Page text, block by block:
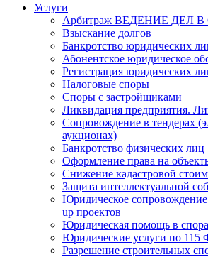
Услуги
Арбитраж ВЕДЕНИЕ ДЕЛ
Взыскание долгов
Банкротство юридических
Абонентское юридическое
Регистрация юридических
Налоговые споры
Споры с застройщиками
Ликвидация предприятия.
Сопровождение в тендерах
аукционах)
Банкротство физических лиц
Оформление права на
Снижение кадастровой
Защита интеллектуальной
Юридическое
up проектов
Юридическая помощь в
Юридические услуги по 115
Разрешение строительных